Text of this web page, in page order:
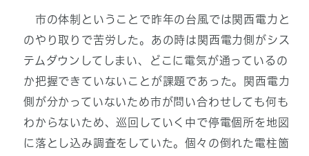
市の体制ということで昨年の台風では関西電力と
のやり取りで苦労した。あの時は関西電力側がシス
テムダウンしてしまい、どこに電気が通っているの
か把握できていないことが課題であった。関西電力
側が分かっていないため市が問い合わせしても何も
わからないため、巡回していく中で停電個所を地図
に落とし込み調査をしていた。個々の倒れた電柱箇